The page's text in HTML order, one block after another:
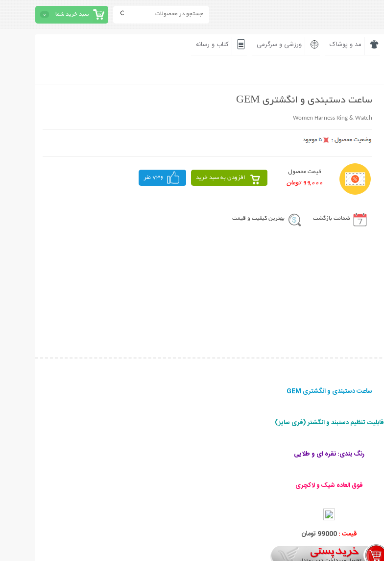
سبد خرید شما 0
مد و پوشاک ورزشی و سرگرمی کتاب و رسانه
ساعت دستبندی و انگشتری GEM
Women Harness Ring & Watch
قیمت محصول
99,000 تومان
افزودن به سبد خرید 736 نفر
ضمانت بازگشت بهترین کیفیت و قیمت
ساعت دستبندی و انگشتری GEM
قابلیت تنظیم دستبند و انگشتر (فری سایز)
رنگ بندی: نقره ای و طلایی
فوق العاده شیک و لاکچری
قیمت :99000 تومان